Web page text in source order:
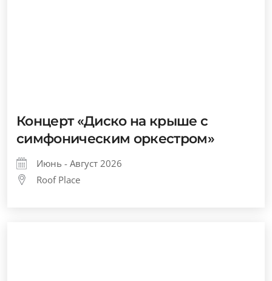
Концерт «Диско на крыше с
симфоническим оркестром»
Июнь - Август 2026
Roof Place